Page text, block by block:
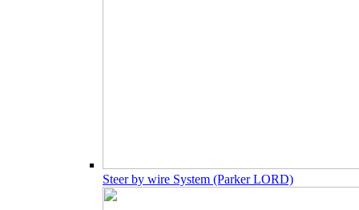
Steer by wire System (Parker LORD)